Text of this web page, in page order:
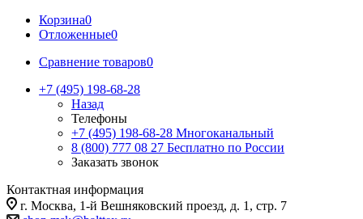
Корзина0
Отложенные0
Сравнение товаров0
+7 (495) 198-68-28
Назад
Телефоны
+7 (495) 198-68-28 Многоканальный
8 (800) 777 08 27 Бесплатно по России
Заказать звонок
Контактная информация
г. Москва, 1-й Вешняковский проезд, д. 1, стр. 7